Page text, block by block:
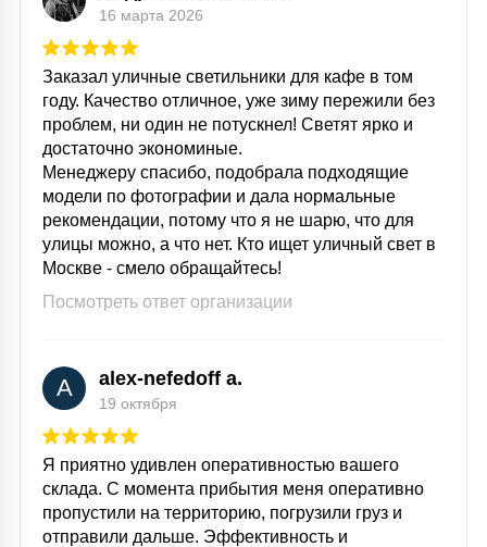
16 марта 2026
Заказал уличные светильники для кафе в том
году. Качество отличное, уже зиму пережили без
проблем, ни один не потускнел! Светят ярко и
достаточно экономиные.
Менеджеру спасибо, подобрала подходящие
модели по фотографии и дала нормальные
рекомендации, потому что я не шарю, что для
улицы можно, а что нет. Кто ищет уличный свет в
Москве - смело обращайтесь!
Посмотреть ответ организации
A alex-nefedoff a.
19 октября
Я приятно удивлен оперативностью вашего
склада. С момента прибытия меня оперативно
пропустили на территорию, погрузили груз и
отправили дальше. Эффективность и